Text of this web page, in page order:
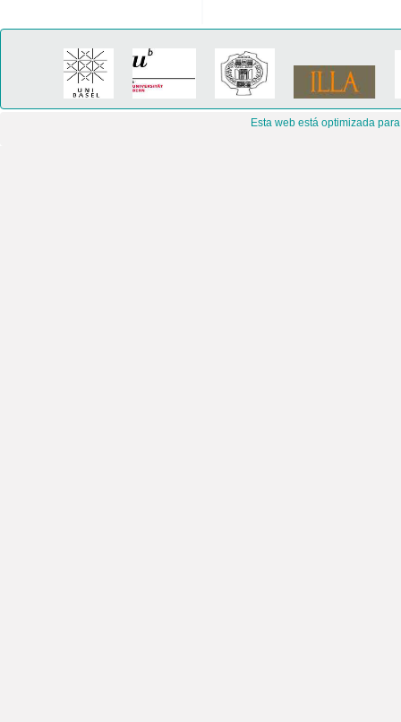
Esta web está optimizada